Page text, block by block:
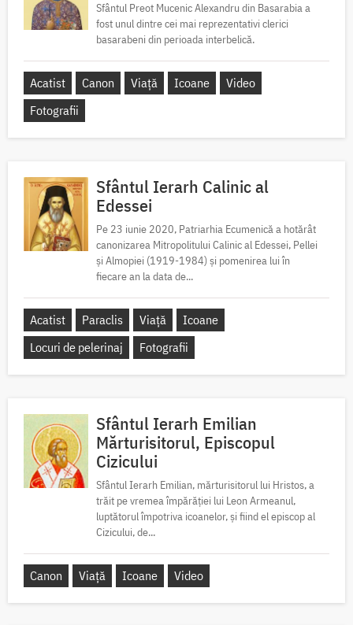
Sfântul Preot Mucenic Alexandru din Basarabia a
fost unul dintre cei mai reprezentativi clerici
basarabeni din perioada interbelică.
Acatist Canon Viață Icoane
Video
Fotografii
Sfântul Ierarh Calinic al
Edessei
Pe 23 iunie 2020, Patriarhia Ecumenică a hotărât
canonizarea Mitropolitului Calinic al Edessei, Pellei
și Almopiei (1919-1984) și pomenirea lui în
fiecare an la data de...
Acatist Paraclis Viață
Icoane
Locuri de pelerinaj
Fotografii
Sfântul Ierarh Emilian
Mărturisitorul, Episcopul
Cizicului
Sfântul Ierarh Emilian, mărturisitorul lui Hristos, a
trăit pe vremea împărăției lui Leon Armeanul,
luptătorul împotriva icoanelor, și fiind el episcop al
Cizicului, de...
Canon Viață Icoane Video